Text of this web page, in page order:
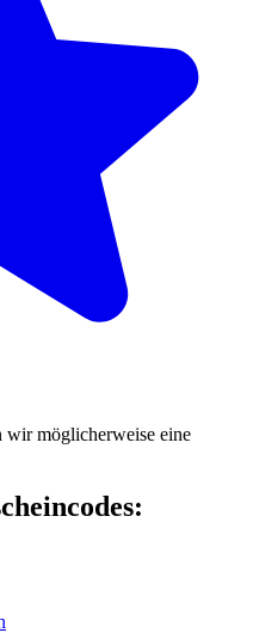
wir möglicherweise eine